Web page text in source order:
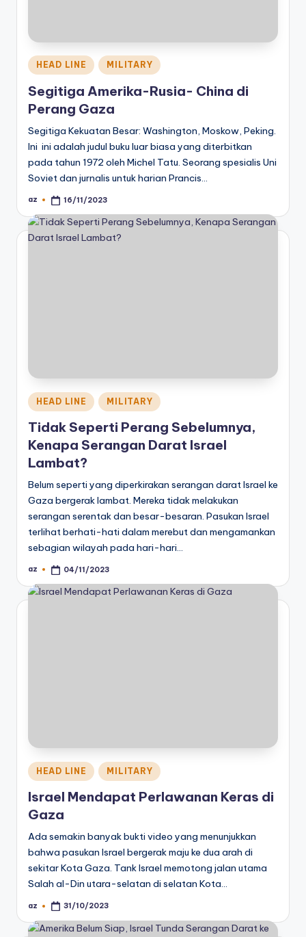
Posted
in
HEAD LINE MILITARY
Segitiga Amerika-Rusia- China di
Perang Gaza
Segitiga Kekuatan Besar: Washington, Moskow, Peking.
Ini ini adalah judul buku luar biasa yang diterbitkan
pada tahun 1972 oleh Michel Tatu. Seorang spesialis Uni
Soviet dan jurnalis untuk harian Prancis…
Posted
az 16/11/2023
Posted
in
HEAD LINE MILITARY
Tidak Seperti Perang Sebelumnya,
Kenapa Serangan Darat Israel
Lambat?
Belum seperti yang diperkirakan serangan darat Israel ke
Gaza bergerak lambat. Mereka tidak melakukan
serangan serentak dan besar-besaran. Pasukan Israel
terlihat berhati-hati dalam merebut dan mengamankan
sebagian wilayah pada hari-hari…
Posted
az 04/11/2023
Posted
in
HEAD LINE MILITARY
Israel Mendapat Perlawanan Keras di
Gaza
Ada semakin banyak bukti video yang menunjukkan
bahwa pasukan Israel bergerak maju ke dua arah di
sekitar Kota Gaza. Tank Israel memotong jalan utama
Salah al-Din utara-selatan di selatan Kota…
Posted
az 31/10/2023